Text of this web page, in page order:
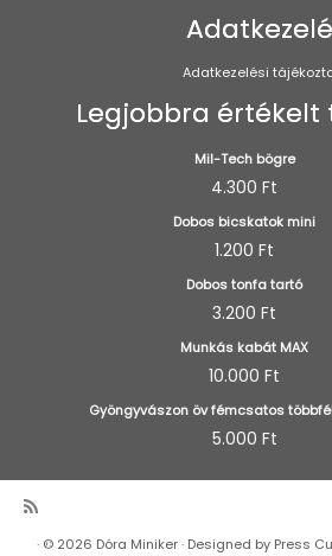
Adatkezelési
Legjobbra értékelt
Mil-Tech bögre
4.300 Ft
Dobos bicskatok mini
1.200 Ft
Dobos tonfa tartó
3.200 Ft
Munkás kabát MAX
10.000 Ft
Gyöngyvászon öv fémcsatos
5.000 Ft
· © 2026 Dóra Miniker· Designed by Press